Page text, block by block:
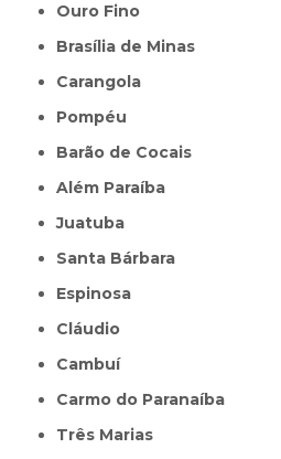
Ouro Fino
Brasília de Minas
Carangola
Pompéu
Barão de Cocais
Além Paraíba
Juatuba
Santa Bárbara
Espinosa
Cláudio
Cambuí
Carmo do Paranaíba
Três Marias